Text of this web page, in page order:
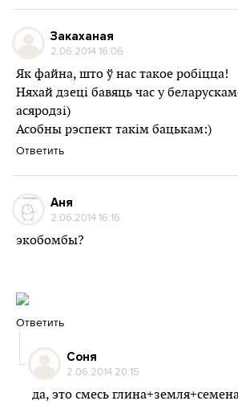
Закаханая
2.06.2014 16:06
Як файна, што ў нас такое робіцца!
Няхай дзеці бавяць час у
асяродзі)
Асобны рэспект такім бацькам:)
Ответить
Аня
2.06.2014 16:16
экобомбы?
Ответить
Соня
2.06.2014 20:15
да, это смесь